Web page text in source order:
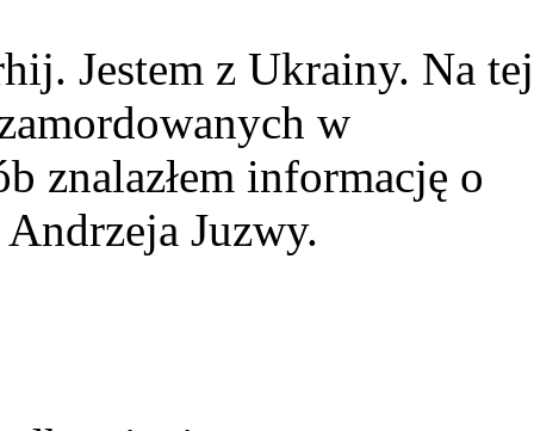
Jestem z Ukrainy. Na tej
w
znalazłem informację o
Juzwy.